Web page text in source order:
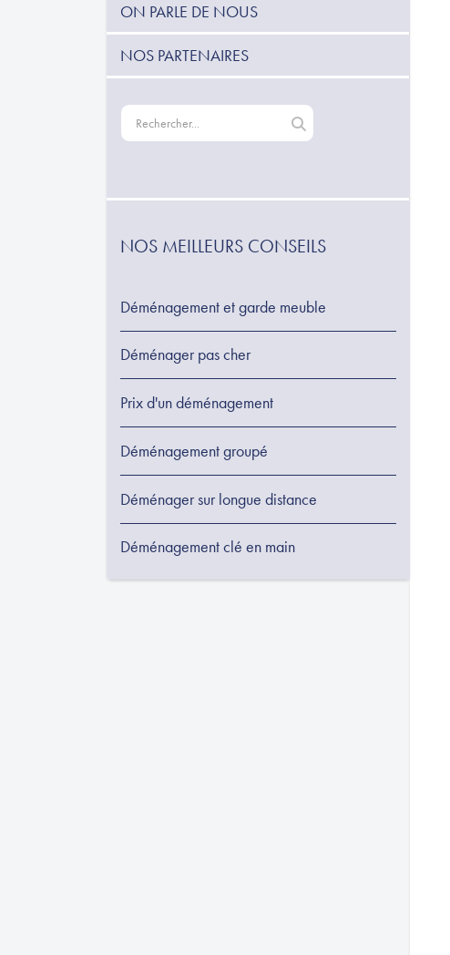
ON PARLE DE NOUS
NOS PARTENAIRES
NOS MEILLEURS CONSEILS
Déménagement et garde meuble
Déménager pas cher
Prix d'un déménagement
Déménagement groupé
Déménager sur longue distance
Déménagement clé en main